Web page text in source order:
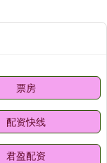
票房
配资快线
君盈配资